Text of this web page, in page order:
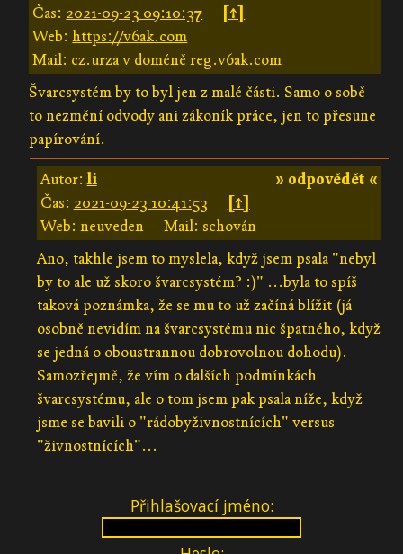
Čas: 2021-09-23 09:10:37
[↑]
Web:https://v6ak.com
Mail: cz.urza v doméně reg.v6ak.com
Švarcsystém by to byl jen z malé části. Samo o sobě
to nezmění odvody ani zákoník práce, jen to přesune
papírování.
» odpovědět «
Autor:li
Čas: 2021-09-23 10:41:53
[↑]
Web: neuveden
Mail: schován
Ano, takhle jsem to myslela, když jsem psala "nebyl
by to ale už skoro švarcsystém? :)" ...byla to spíš
taková poznámka, že se mu to už začíná blížit (já
osobně nevidím na švarcsystému nic špatného, když
se jedná o oboustrannou dobrovolnou dohodu).
Samozřejmě, že vím o dalších podmínkách
švarcsystému, ale o tom jsem pak psala níže, když
jsme se bavili o "rádobyživnostnících" versus
"živnostnících"...
Přihlašovací jméno: